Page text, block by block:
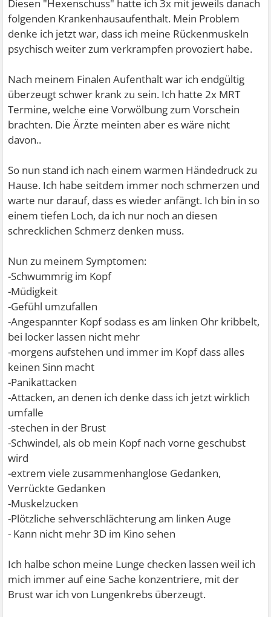
Diesen "Hexenschuss" hatte ich 3x mit jeweils danach
folgenden Krankenhausaufenthalt. Mein Problem
denke ich jetzt war, dass ich meine Rückenmuskeln
psychisch weiter zum verkrampfen provoziert habe.
Nach meinem Finalen Aufenthalt war ich endgültig
überzeugt schwer krank zu sein. Ich hatte 2x MRT
Termine, welche eine Vorwölbung zum Vorschein
brachten. Die Ärzte meinten aber es wäre nicht
davon..
So nun stand ich nach einem warmen Händedruck zu
Hause. Ich habe seitdem immer noch schmerzen und
warte nur darauf, dass es wieder anfängt. Ich bin in so
einem tiefen Loch, da ich nur noch an diesen
schrecklichen Schmerz denken muss.
Nun zu meinem Symptomen:
-Schwummrig im Kopf
-Müdigkeit
-Gefühl umzufallen
-Angespannter Kopf sodass es am linken Ohr kribbelt,
bei locker lassen nicht mehr
-morgens aufstehen und immer im Kopf dass alles
keinen Sinn macht
-Panikattacken
-Attacken, an denen ich denke dass ich jetzt wirklich
umfalle
-stechen in der Brust
-Schwindel, als ob mein Kopf nach vorne geschubst
wird
-extrem viele zusammenhanglose Gedanken,
Verrückte Gedanken
-Muskelzucken
-Plötzliche sehverschlächterung am linken Auge
- Kann nicht mehr 3D im Kino sehen
Ich halbe schon meine Lunge checken lassen weil ich
mich immer auf eine Sache konzentriere, mit der
Brust war ich von Lungenkrebs überzeugt.